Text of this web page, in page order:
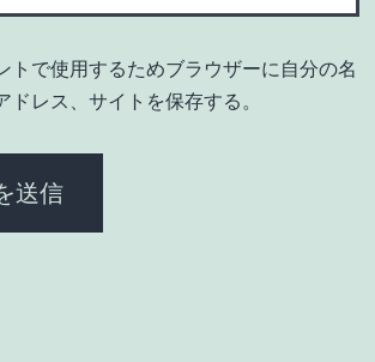
トで使用するためブラウザーに自分の名
ドレス、サイトを保存する。